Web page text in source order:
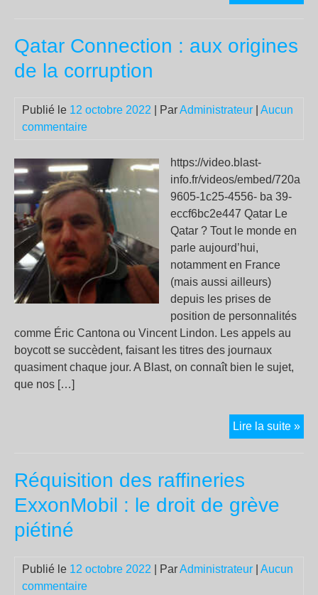
Qatar Connection : aux origines
de la corruption
Publié le 12 octobre 2022 | ParAdministrateur
Aucun
commentaire
https://video.blast-
info.fr/videos/embed/720a
9605-1c25-4556- ba 39-
eccf6bc2e447 Qatar Le
Qatar ? Tout le monde en
parle aujourd’hui,
notamment en France
(mais aussi ailleurs)
depuis les prises de
position de personnalités
comme Éric Cantona ou Vincent Lindon. Les appels au
boycott se succèdent, faisant les titres des journaux
quasiment chaque jour. A Blast, on connaît bien le sujet,
que nos […]
Lire la suite »
Réquisition des raffineries
ExxonMobil : le droit de grève
piétiné
Publié le 12 octobre 2022 | ParAdministrateur
Aucun
commentaire